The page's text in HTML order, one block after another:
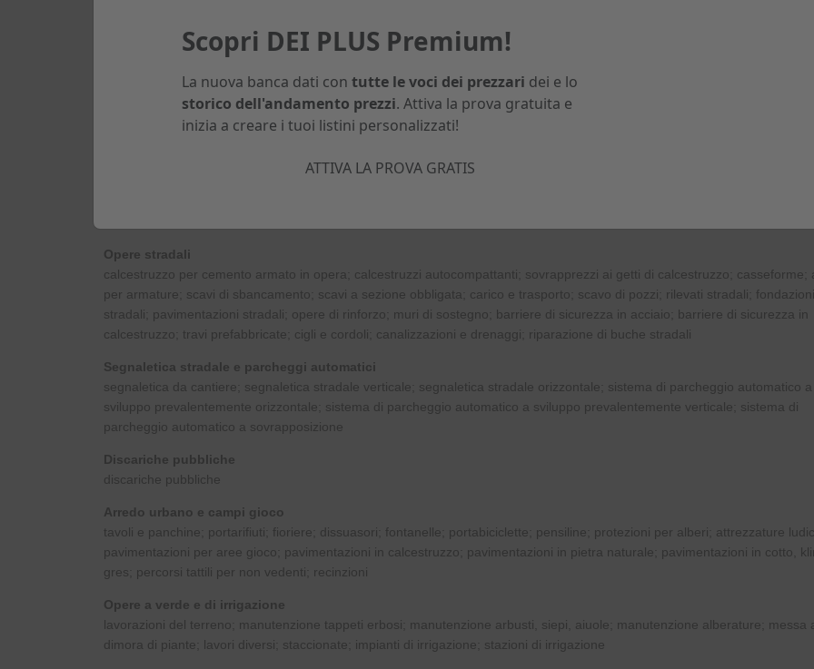
serbatoi interrati; accessori; stazioni di irrigazione; degrassatori e dissabbiatori; deoliatori; fosse biologiche tipo imhoff;
biologiche settiche; depuratori biologici a fanghi attivi; depuratori biologici con filtri percolatori; depuratori biologici a doppio
impianti di fitodepurazione; impianti di prima pioggia
tubi in acciaio; tubi in polietilene
Tecniche a basso impatto ambientale per posa e risanamento infrastrutture
Opere stradali
calcestruzzo per cemento armato in opera; calcestruzzi autocompattanti; sovrapprezzi ai getti di calcestruzzo; casseforme;
per armature; scavi di sbancamento; scavi a sezione obbligata; carico e trasporto; scavo di pozzi; rilevati stradali; fondazioni
stradali; pavimentazioni stradali; opere di rinforzo; muri di sostegno; barriere di sicurezza in acciaio; barriere di sicurezza in
calcestruzzo; travi prefabbricate; cigli e cordoli; canalizzazioni e drenaggi; riparazione di buche stradali
Segnaletica stradale e parcheggi automatici
segnaletica da cantiere; segnaletica stradale verticale; segnaletica stradale orizzontale; sistema di parcheggio automatico a
sviluppo prevalentemente orizzontale; sistema di parcheggio automatico a sviluppo prevalentemente verticale; sistema di
parcheggio automatico a sovrapposizione
Discariche pubbliche
discariche pubbliche
Arredo urbano e campi gioco
tavoli e panchine; portarifiuti; fioriere; dissuasori; fontanelle; portabiciclette; pensiline; protezioni per alberi; attrezzature
pavimentazioni per aree gioco; pavimentazioni in calcestruzzo; pavimentazioni in pietra naturale; pavimentazioni in cotto,
gres; percorsi tattili per non vedenti; recinzioni
Opere a verde e di irrigazione
lavorazioni del terreno; manutenzione tappeti erbosi; manutenzione arbusti, siepi, aiuole; manutenzione alberature; messa
dimora di piante; lavori diversi; staccionate; impianti di irrigazione; stazioni di irrigazione
Scopri DEI PLUS Premium!
La nuova banca dati con tutte le voci dei prezzari dei e lo
storico dell'andamento prezzi. Attiva la prova gratuita e
inizia a creare i tuoi listini personalizzati!
ATTIVA LA PROVA GRATIS